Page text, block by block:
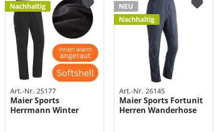
Nachhaltig
Art.-Nr. 25177
Maier Sports
Herrmann Winter
NEU
Nachhaltig
Art.-Nr. 26145
Maier Sports Fortunit
Herren Wanderhose